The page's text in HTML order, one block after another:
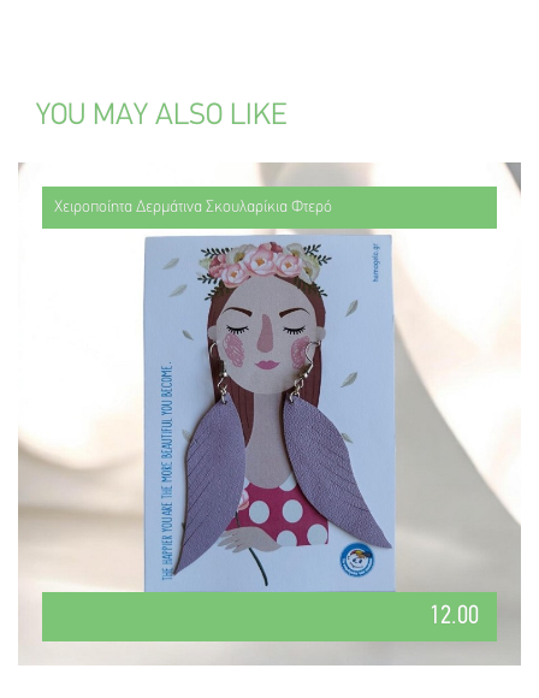
YOU MAY ALSO LIKE
Χειροποίητα Δερμάτινα Σκουλαρίκια Φτερό
12.00